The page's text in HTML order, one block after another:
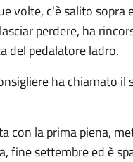
volte, c'è salito sopra
perdere, ha
del pedalatore ladro.
ha chiamato il
con la prima piena,
fine settembre ed è